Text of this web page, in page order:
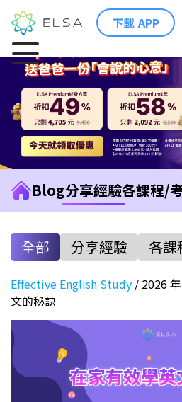
下載 APP
Blog分享經驗各課程/
全部 分享經驗 各課
Effective English Study / 2026
文的秘訣